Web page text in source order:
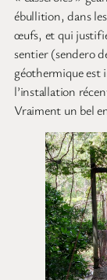
ébullition, dans
œufs, et qui
sentier (sendero
géothermique est
l’installation
Vraiment un bel